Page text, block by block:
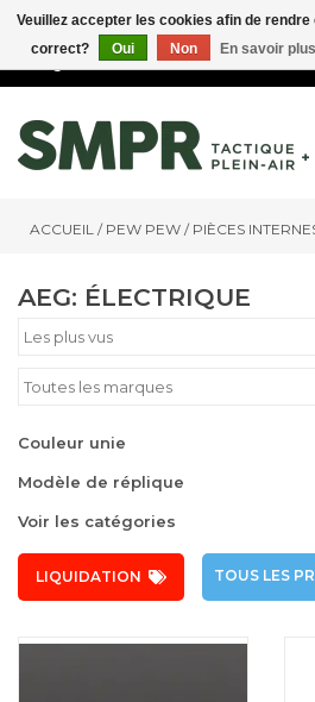
ACCUEIL / PEW PEW / PIÈCES
AEG: ÉLECTRIQUE
Couleur unie
Modèle de réplique
Voir les catégories
LIQUIDATION TOUS LES
Veuillez accepter les cookies afin de
correct?
Oui Non En savoir